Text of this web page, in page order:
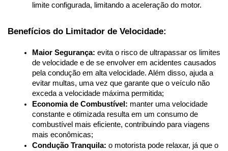
limite configurada, limitando a aceleração do motor.
Benefícios do Limitador de Velocidade:
Maior Segurança: evita o risco de ultrapassar os limites
de velocidade e de se envolver em acidentes causados
pela condução em alta velocidade. Além disso, ajuda a
evitar multas, uma vez que garante que o veículo não
exceda a velocidade máxima permitida;
Economia de Combustível: manter uma velocidade
constante e otimizada resulta em um consumo de
combustível mais eficiente, contribuindo para viagens
mais econômicas;
Condução Tranquila: o motorista pode relaxar, já que o